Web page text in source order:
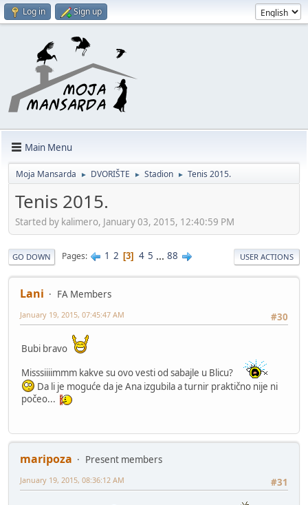
Log in Sign up
Main Menu
Moja Mansarda ► DVORIŠTE ► Stadion ► Tenis 2015.
Tenis 2015.
Started by kalimero, January 03, 2015, 12:40:59 PM
GO DOWN Pages 1 2 3 4 5 ... 88 USER ACTIONS
Lani
FA Members
#30
January 19, 2015, 07:45:47 AM
Bubi bravo
Misssiiiimmm kakve su ovo vesti od sabajle u Blicu?
Da li je moguće da je Ana izgubila a turnir praktično nije ni
počeo...
maripoza
Present members
#31
January 19, 2015, 08:36:12 AM